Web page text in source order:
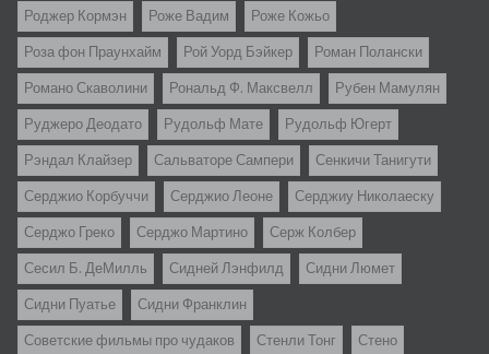
Роджер Кормэн Роже Вадим Роже Кожьо
Роза фон Праунхайм Рой Уорд Бэйкер Роман Полански
Романо Скаволини Рональд Ф. Максвелл Рубен Мамулян
Руджеро Деодато Рудольф Мате Рудольф Югерт
Рэндал Клайзер Сальваторе Сампери Сенкичи Танигути
Серджио Корбуччи Серджио Леоне Серджиу Николаеску
Серджо Греко Серджо Мартино Серж Колбер
Сесил Б. ДеМилль Сидней Лэнфилд Сидни Люмет
Сидни Пуатье Сидни Франклин
Советские фильмы про чудаков Стенли Тонг Стено